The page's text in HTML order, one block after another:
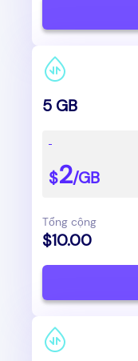
5 GB
$2/GB
Tổng cộng
$10.00